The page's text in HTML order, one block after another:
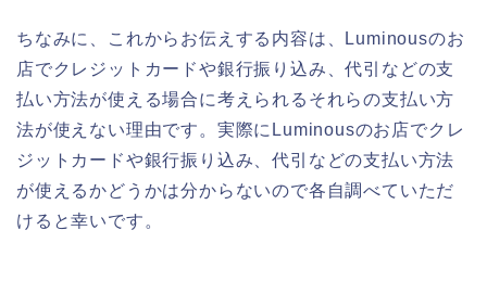
ちなみに、これからお伝えする内容は、Luminousのお
店でクレジットカードや銀行振り込み、代引などの支
払い方法が使える場合に考えられるそれらの支払い方
法が使えない理由です。実際にLuminousのお店でクレ
ジットカードや銀行振り込み、代引などの支払い方法
が使えるかどうかは分からないので各自調べていただ
けると幸いです。